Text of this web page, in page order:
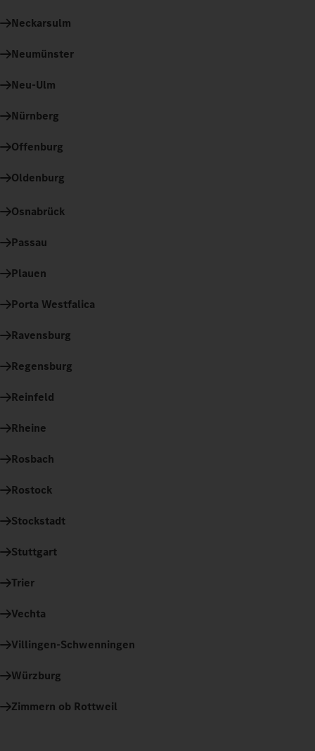
Neckarsulm
Neumünster
Neu-Ulm
Nürnberg
Offenburg
Oldenburg
Osnabrück
Passau
Plauen
Porta Westfalica
Ravensburg
Regensburg
Reinfeld
Rheine
Rosbach
Rostock
Stockstadt
Stuttgart
Trier
Vechta
Villingen-Schwenningen
Würzburg
Zimmern ob Rottweil